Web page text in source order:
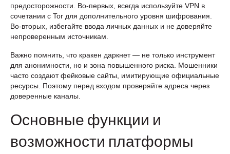
предосторожности. Во-первых, всегда используйте VPN в
сочетании с Tor для дополнительного уровня шифрования.
Во-вторых, избегайте ввода личных данных и не доверяйте
непроверенным источникам.
Важно помнить, что кракен даркнет — не только инструмент
для анонимности, но и зона повышенного риска. Мошенники
часто создают фейковые сайты, имитирующие официальные
ресурсы. Поэтому перед входом проверяйте адреса через
доверенные каналы.
Основные функции и
возможности платформы